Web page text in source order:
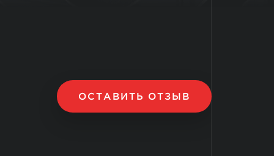
ОСТАВИТЬ ОТЗЫВ